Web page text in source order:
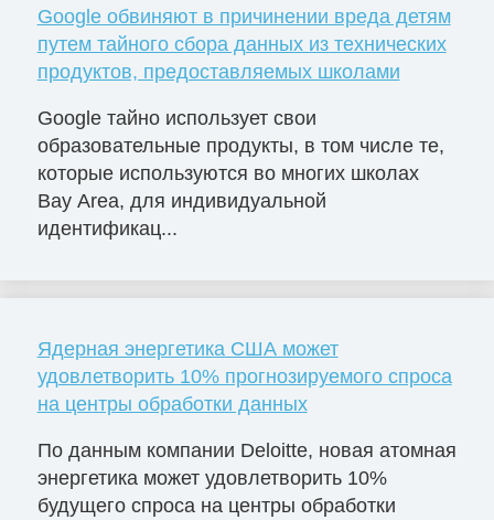
Google обвиняют в причинении вреда детям
путем тайного сбора данных из технических
продуктов, предоставляемых школами
Google тайно использует свои
образовательные продукты, в том числе те,
которые используются во многих школах
Bay Area, для индивидуальной
идентификац...
Ядерная энергетика США может
удовлетворить 10% прогнозируемого спроса
на центры обработки данных
По данным компании Deloitte, новая атомная
энергетика может удовлетворить 10%
будущего спроса на центры обработки